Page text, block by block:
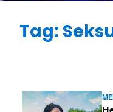
Tag:
Lees